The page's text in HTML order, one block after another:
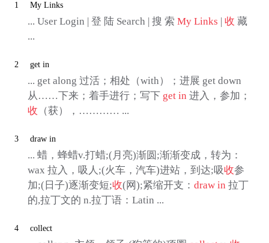
1 My Links
... User Login | 登 陆 Search | 搜 索 My Links 收 藏
...
2 get in
... get along 过活；相处（with）；进展 get down
从……下来；着手进行；写下 get in 进入，参加；
收 （获），………… ...
3 draw in
... 蜡，蜂蜡v.打蜡;(月亮)渐圆;渐渐变成，转为：
wax 拉入，吸人;(火车，汽车)进站，到达;吸收参
加;(日子)逐渐变短;收(网);紧缩开支： draw in 拉丁
的,拉丁文的 n.拉丁语：Latin ...
4 collect